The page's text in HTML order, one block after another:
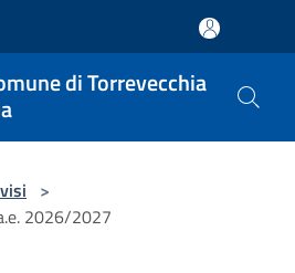
di Torrevecchia
>
2026/2027